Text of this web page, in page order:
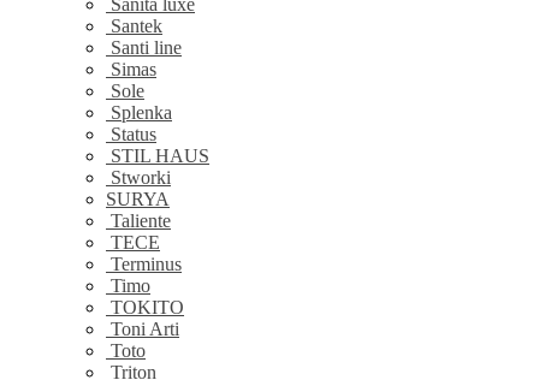
Sanita luxe
Santek
Santi line
Simas
Sole
Splenka
Status
STIL HAUS
Stworki
SURYA
Taliente
TECE
Terminus
Timo
TOKITO
Toni Arti
Toto
Triton